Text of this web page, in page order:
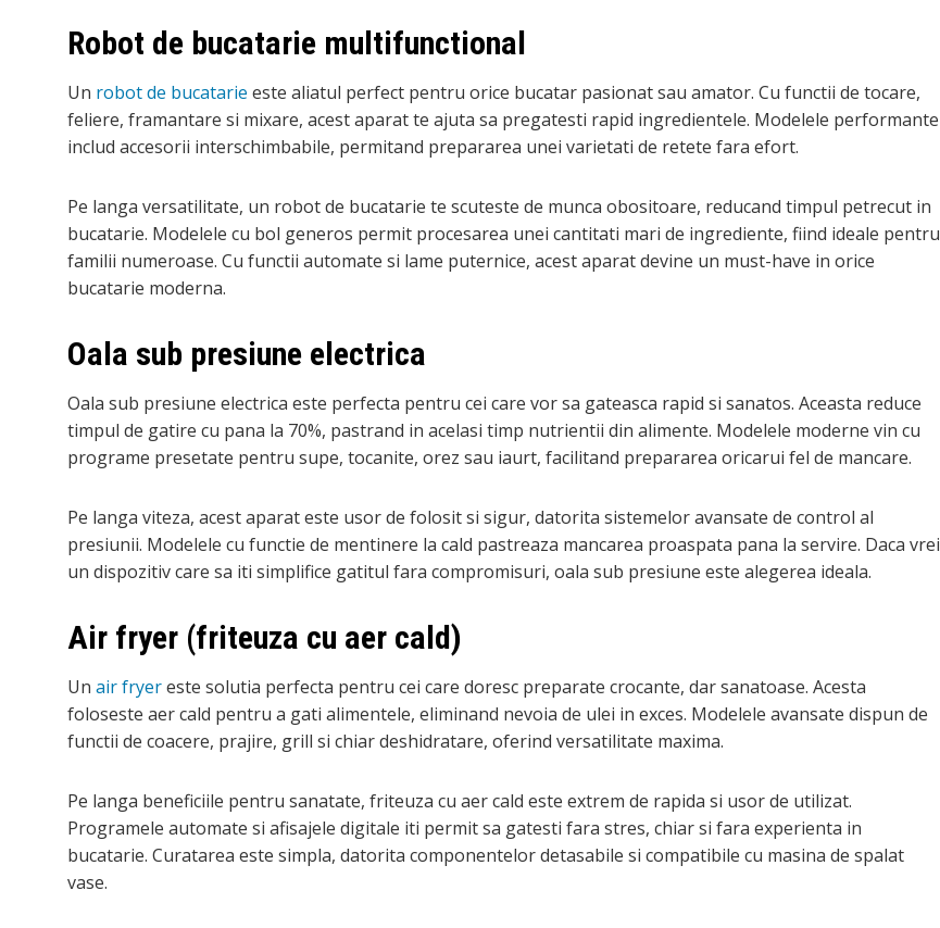
Robot de bucatarie multifunctional
Un robot de bucatarie este aliatul perfect pentru orice bucatar pasionat sau amator. Cu functii de tocare,
feliere, framantare si mixare, acest aparat te ajuta sa pregatesti rapid ingredientele. Modelele performante
includ accesorii interschimbabile, permitand prepararea unei varietati de retete fara efort.
Pe langa versatilitate, un robot de bucatarie te scuteste de munca obositoare, reducand timpul petrecut in
bucatarie. Modelele cu bol generos permit procesarea unei cantitati mari de ingrediente, fiind ideale pentru
familii numeroase. Cu functii automate si lame puternice, acest aparat devine un must-have in orice
bucatarie moderna.
Oala sub presiune electrica
Oala sub presiune electrica este perfecta pentru cei care vor sa gateasca rapid si sanatos. Aceasta reduce
timpul de gatire cu pana la 70%, pastrand in acelasi timp nutrientii din alimente. Modelele moderne vin cu
programe presetate pentru supe, tocanite, orez sau iaurt, facilitand prepararea oricarui fel de mancare.
Pe langa viteza, acest aparat este usor de folosit si sigur, datorita sistemelor avansate de control al
presiunii. Modelele cu functie de mentinere la cald pastreaza mancarea proaspata pana la servire. Daca vrei
un dispozitiv care sa iti simplifice gatitul fara compromisuri, oala sub presiune este alegerea ideala.
Air fryer (friteuza cu aer cald)
Un air fryereste solutia perfecta pentru cei care doresc preparate crocante, dar sanatoase. Acesta
foloseste aer cald pentru a gati alimentele, eliminand nevoia de ulei in exces. Modelele avansate dispun de
functii de coacere, prajire, grill si chiar deshidratare, oferind versatilitate maxima.
Pe langa beneficiile pentru sanatate, friteuza cu aer cald este extrem de rapida si usor de utilizat.
Programele automate si afisajele digitale iti permit sa gatesti fara stres, chiar si fara experienta in
bucatarie. Curatarea este simpla, datorita componentelor detasabile si compatibile cu masina de spalat
vase.